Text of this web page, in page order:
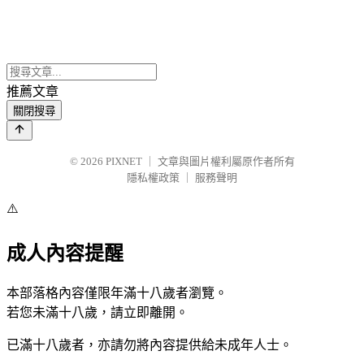
推薦文章
關閉搜尋
© 2026 PIXNET
文章與圖片權利屬原作者所有
隱私權政策
服務聲明
⚠️
成人內容提醒
本部落格內容僅限年滿十八歲者瀏覽。
若您未滿十八歲，請立即離開。
已滿十八歲者，亦請勿將內容提供給未成年人士。